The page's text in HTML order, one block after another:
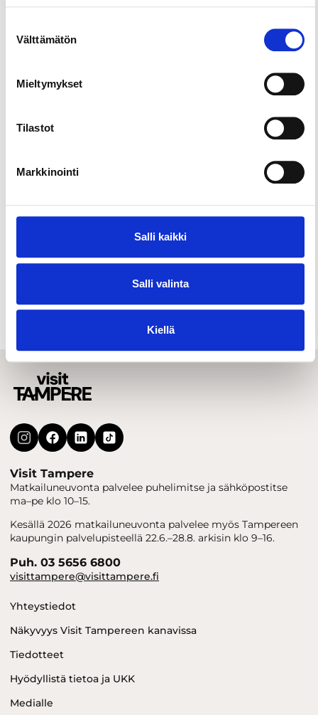
valinta
Välttämätön
Mieltymykset
Tilastot
Markkinointi
Salli kaikki
Salli valinta
Kiellä
Visit Tampere
Matkailuneuvonta palvelee puhelimitse ja sähköpostitse
ma–pe klo 10–15.
Kesällä 2026 matkailuneuvonta palvelee myös Tampereen
kaupungin palvelupisteellä 22.6.–28.8. arkisin klo 9–16.
Puh. 03 5656 6800
visittampere@visittampere.fi
Yhteystiedot
Näkyvyys Visit Tampereen kanavissa
Tiedotteet
Hyödyllistä tietoa ja UKK
Medialle